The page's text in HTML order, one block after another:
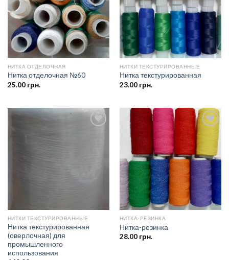
НИТКА ОТДЕЛОЧНАЯ
Нитка отделочная №60
25.00грн.
НИТКИ ТЕКСТУРИРОВАННЫЕ
Нитка текстурированная
23.00грн.
НИТКИ ТЕКСТУРИРОВАННЫЕ
Нитка текстурированная
(оверлочная) для
промышленного
использования
Добавить
желаний
НИТКА-РЕЗИНКА
Нитка-резинка
28.00грн.